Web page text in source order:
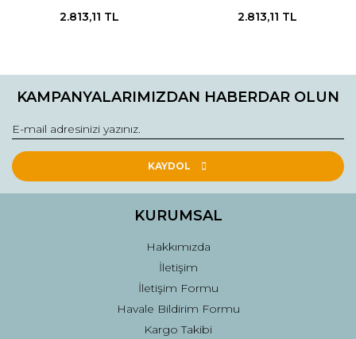
2.813,11 TL 2.813,11 TL
KAMPANYALARIMIZDAN HABERDAR OLUN
KAYDOL
KURUMSAL
Hakkımızda
İletişim
İletişim Formu
Havale Bildirim Formu
Kargo Takibi